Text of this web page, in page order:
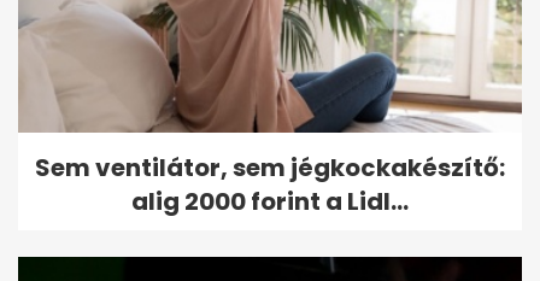
Sem ventilátor, sem jégkockakészítő:
alig 2000 forint a Lidl...